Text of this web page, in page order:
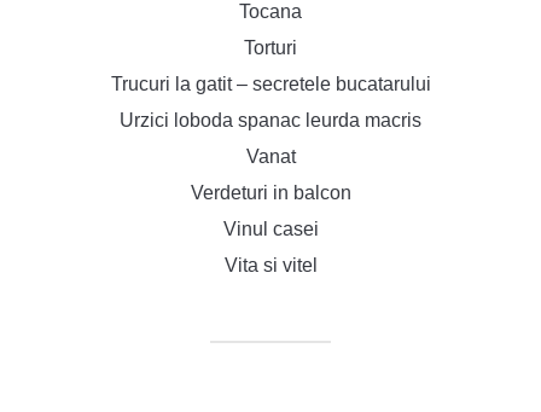
Tocana
Torturi
Trucuri la gatit – secretele bucatarului
Urzici loboda spanac leurda macris
Vanat
Verdeturi in balcon
Vinul casei
Vita si vitel